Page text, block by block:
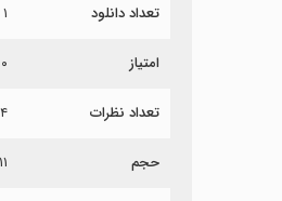
تعداد دانلود ۱ میلیون
امتیاز
تعداد نظرات
حجم ۱۱۱